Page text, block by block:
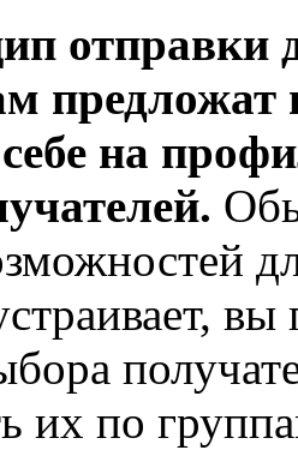
отправки
себе на
их по